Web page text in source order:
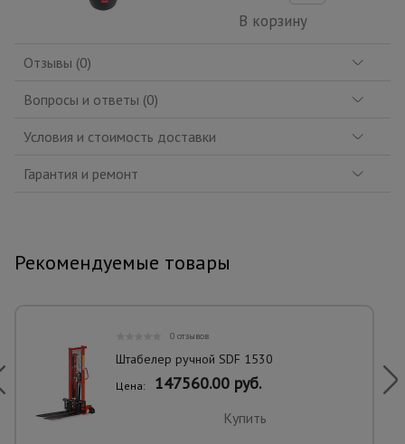
В корзину
Отзывы (0)
Вопросы и ответы (0)
Условия и стоимость доставки
Гарантия и ремонт
Рекомендуемые товары
0 отзывов
Штабелер ручной SDF 1530
Цена: 147560.00 руб.
Купить